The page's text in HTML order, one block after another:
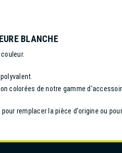
BLANCHE
colorées de notre gamme
remplacer la pièce d'origine ou